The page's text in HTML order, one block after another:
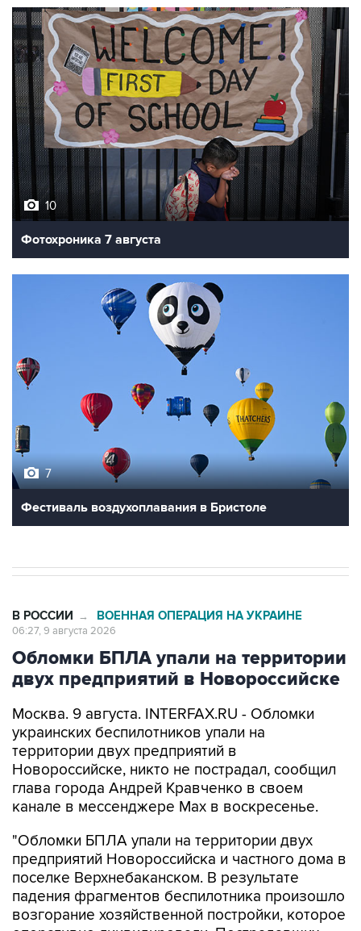
10
Фотохроника 7 августа
Фестиваль воздухоплавания в Бристоле
Обломки БПЛА упали на территории
двух предприятий в Новороссийске
Москва. 9 августа. INTERFAX.RU - Обломки
территории двух предприятий в
Новороссийске, никто не пострадал, сообщил
глава города Андрей Кравченко в своем
канале в мессенджере Max в воскресенье.
"Обломки БПЛА упали на территории двух
поселке Верхнебаканском. В результате
падения фрагментов беспилотника произошло
возгорание хозяйственной постройки, которое
оперативно ликвидировали. Пострадавших
нет", - говорится в сообщении.